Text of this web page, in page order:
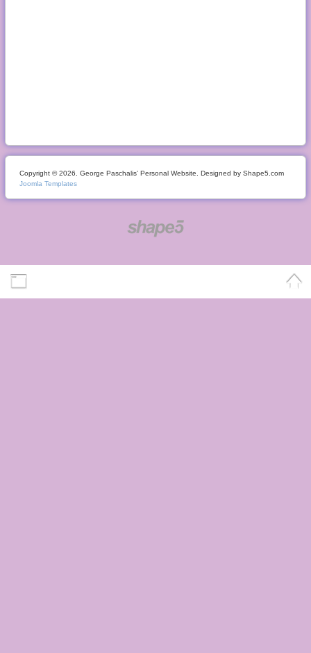
Copyright © 2026. George Paschalis' Personal Website. Designed by Shape5.com
Joomla Templates